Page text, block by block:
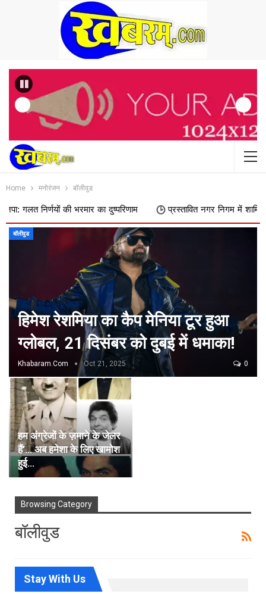
Previous
Home मनोरंजन बॉलीवुड
की भरमार का दुष्परिणाम प्रस्तावित नगर निगम में शामिल किए
बॉलीवुड
हिमेश रेशमिया का कैप मेनिया टूर हुआ
ग्लोबल, 21 दिसंबर को दुबई में धमाका!
Khabaram.Com Oct 21, 2025 0
हम अंग्रेजों के ज़माने के जेलर
हैं’… अब हमेशा के लिए खामोश
हुई…
Browsing Category
बॉलीवुड
Stay With Us